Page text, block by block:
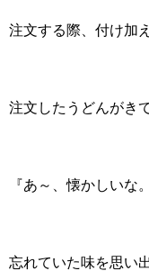
注文する際、付け加
注文したうどんがき
『あ～、懐かしいな
忘れていた味を思い